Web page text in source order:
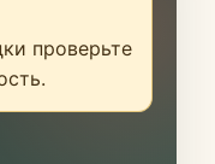
проверьте